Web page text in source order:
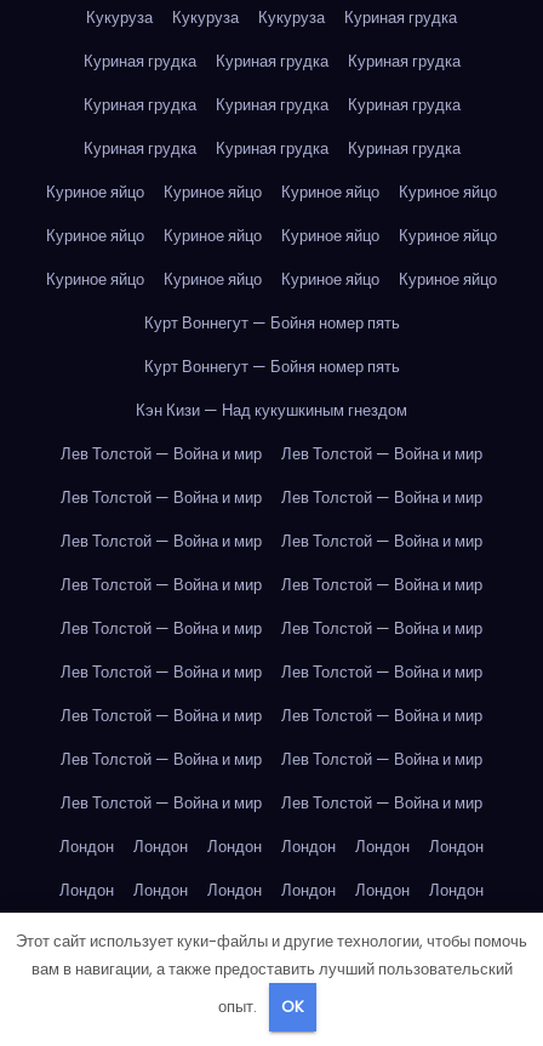
Кукуруза
Кукуруза Кукуруза
Куриная грудка
Куриная грудка
Куриная грудка
Куриная грудка
Куриная грудка
Куриная грудка
Куриная грудка
Куриная грудка
Куриная грудка
Куриная грудка
Куриное яйцо
Куриное яйцо Куриное яйцо
Куриное яйцо
Куриное яйцо
Куриное яйцо Куриное яйцо
Куриное яйцо
Куриное яйцо
Куриное яйцо Куриное яйцо
Куриное яйцо
Курт Воннегут — Бойня номер пять
Курт Воннегут — Бойня номер пять
Кэн Кизи — Над кукушкиным гнездом
Лев Толстой — Война и мир
Лев Толстой — Война и мир
Лев Толстой — Война и мир
Лев Толстой — Война и мир
Лев Толстой — Война и мир
Лев Толстой — Война и мир
Лев Толстой — Война и мир
Лев Толстой — Война и мир
Лев Толстой — Война и мир
Лев Толстой — Война и мир
Лев Толстой — Война и мир
Лев Толстой — Война и мир
Лев Толстой — Война и мир
Лев Толстой — Война и мир
Лев Толстой — Война и мир
Лев Толстой — Война и мир
Лев Толстой — Война и мир
Лев Толстой — Война и мир
Лондон
Лондон Лондон Лондон Лондон
Лондон
Лондон
Лондон Лондон Лондон Лондон
Лондон
Лондон
Лондон Лондон Лондон Лондон
Лондон
Лондон
Лондон Лондон Лондон
Лос-Анджелес
Этот сайт использует куки-файлы и другие технологии, чтобы помочь
вам в навигации, а также предоставить лучший пользовательский
опыт.
OK